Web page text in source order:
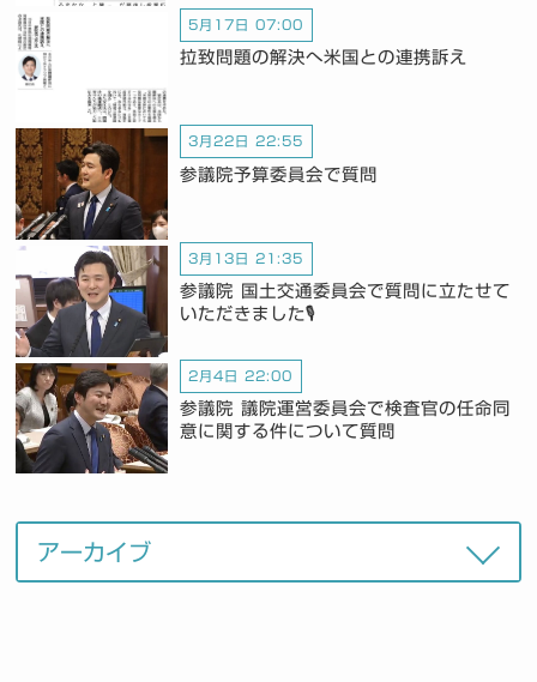
5月17日 07:00
拉致問題の解決へ米国との連携訴え
3月22日 22:55
参議院予算委員会で質問
3月13日 21:35
参議院 国土交通委員会で質問に立たせて
いただきました🎙️
2月4日 22:00
参議院 議院運営委員会で検査官の任命同
意に関する件について質問